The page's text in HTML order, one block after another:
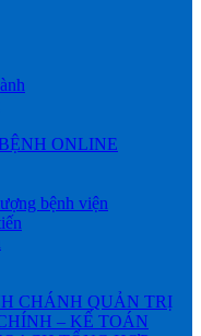
ONLINE
bệnh viện
CHÁNH QUẢN TRỊ
– KẾ TOÁN